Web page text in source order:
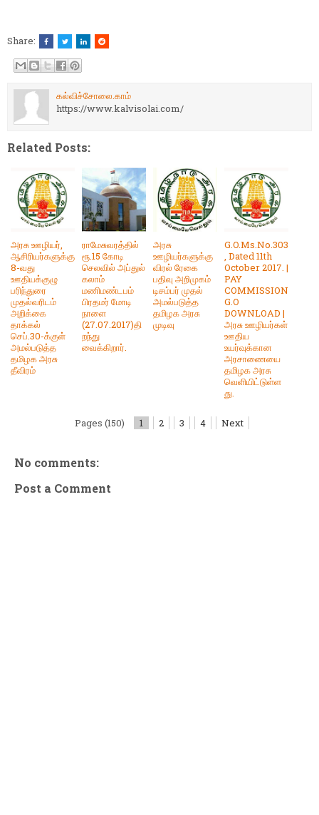
Share:
கல்விச்சோலை.காம்
https://www.kalvisolai.com/
Related Posts:
அரசு ஊழியர்,
ஆசிரியர்களுக்கு
8-வது
ஊதியக்குழு
பரிந்துரை
முதல்வரிடம்
அறிக்கை
தாக்கல்
செப்.30-க்குள்
அமல்படுத்த
தமிழக அரசு
தீவிரம்
ராமேசுவரத்தில்
ரூ.15 கோடி
செலவில் அப்துல்
கலாம்
மணிமண்டபம்
பிரதமர் மோடி
நாளை
(27.07.2017)தி
றந்து
வைக்கிறார்.
அரசு
ஊழியர்களுக்கு
விரல் ரேகை
பதிவு அறிமுகம்
டிசம்பர் முதல்
அமல்படுத்த
தமிழக அரசு
முடிவு
G.O.Ms.No.303
, Dated 11th
October 2017. |
PAY
COMMISSION
G.O
DOWNLOAD |
அரசு ஊழியர்கள்
ஊதிய
உயர்வுக்கான
அரசாணையை
தமிழக அரசு
வெளியிட்டுள்ள
து.
Pages (150) 1 2 3 4 Next
No comments:
Post a Comment